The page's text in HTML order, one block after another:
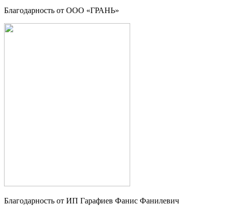
Благодарность от OOO «ГРАНЬ»
Благодарность от ИП Гарафиев Фанис Фанилевич